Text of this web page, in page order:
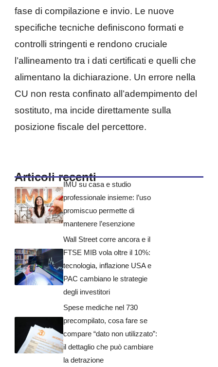
fase di compilazione e invio. Le nuove
specifiche tecniche definiscono formati e
controlli stringenti e rendono cruciale
l’allineamento tra i dati certificati e quelli che
alimentano la dichiarazione. Un errore nella
CU non resta confinato all’adempimento del
sostituto, ma incide direttamente sulla
posizione fiscale del percettore.
Articoli recenti
IMU su casa e studio
professionale insieme: l’uso
promiscuo permette di
mantenere l’esenzione
Wall Street corre ancora e il
FTSE MIB vola oltre il 10%:
tecnologia, inflazione USA e
PAC cambiano le strategie
degli investitori
Spese mediche nel 730
precompilato, cosa fare se
compare “dato non utilizzato”:
il dettaglio che può cambiare
la detrazione